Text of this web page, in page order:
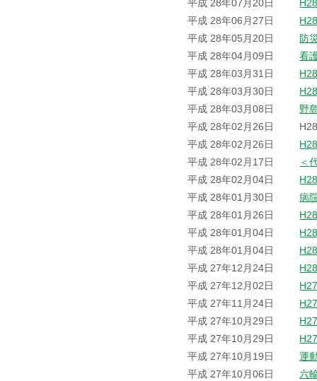
平成 28年07月20日
平成 28年06月27日
平成 28年05月20日
防
平成 28年04月09日
看
平成 28年03月31日
平成 28年03月30日
平成 28年03月08日
野
平成 28年02月26日
平成 28年02月26日
平成 28年02月17日
＜
平成 28年02月04日
平成 28年01月30日
病
平成 28年01月26日
平成 28年01月04日
平成 28年01月04日
平成 27年12月24日
平成 27年12月02日
平成 27年11月24日
平成 27年10月29日
平成 27年10月29日
平成 27年10月19日
運
平成 27年10月06日
六